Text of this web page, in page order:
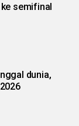
semifinal
dunia,